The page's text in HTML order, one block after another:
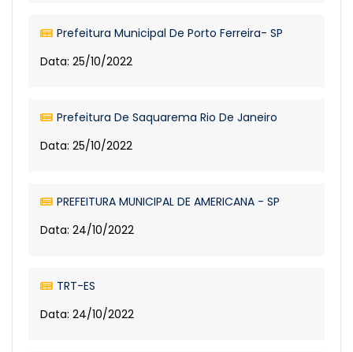
Prefeitura Municipal De Porto Ferreira- SP
Data: 25/10/2022
Prefeitura De Saquarema Rio De Janeiro
Data: 25/10/2022
PREFEITURA MUNICIPAL DE AMERICANA - SP
Data: 24/10/2022
TRT-ES
Data: 24/10/2022